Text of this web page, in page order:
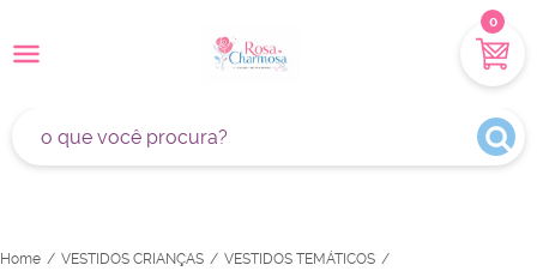
0
Home VESTIDOS CRIANÇAS
VESTIDOS TEMÁTICOS